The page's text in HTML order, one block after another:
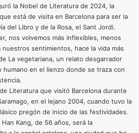
la Nobel de Literatura de 2024, la
está de visita en Barcelona para ser la
del Libro y de la Rosa, el Sant Jordi.
nos volvemos más inflexibles, menos
sentimientos, hace la vida más
La vegetariana, un relato desgarrador
en el lienzo donde se traza con
Literatura que visitó Barcelona durante
en el lejano 2004, cuando tuvo la
pregón de inicio de las festividades.
Kang, de 56 años, será la